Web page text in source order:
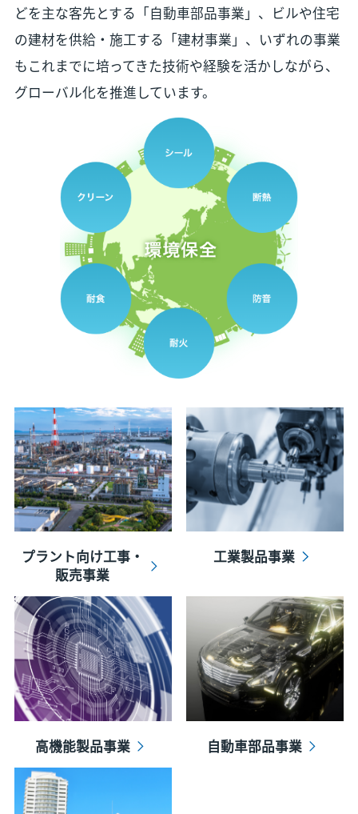
どを主な客先とする「自動車部品事業」、ビルや住宅
の建材を供給・施工する「建材事業」、いずれの事業
もこれまでに培ってきた技術や経験を活かしながら、
グローバル化を推進しています。
プラント向け工事・
販売事業
工業製品事業
高機能製品事業 自動車部品事業